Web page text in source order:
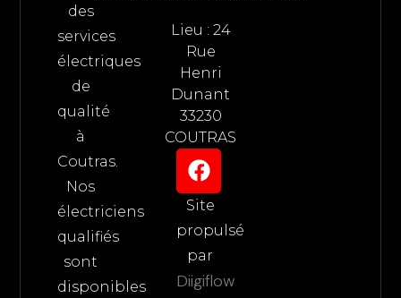
des
services
électriques
de
qualité
à
Coutras.
Nos
électriciens
qualifiés
sont
disponibles
Lieu : 24
Rue
Henri
Dunant
33230
COUTRAS
Site
propulsé
par
Diigiflow